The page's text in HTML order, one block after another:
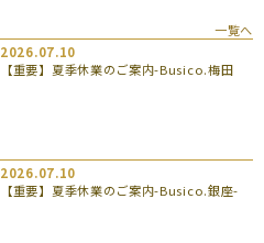
一覧へ
2026.07.10
【重要】夏季休業のご案内-Busico.梅田
2026.07.10
【重要】夏季休業のご案内-Busico.銀座-